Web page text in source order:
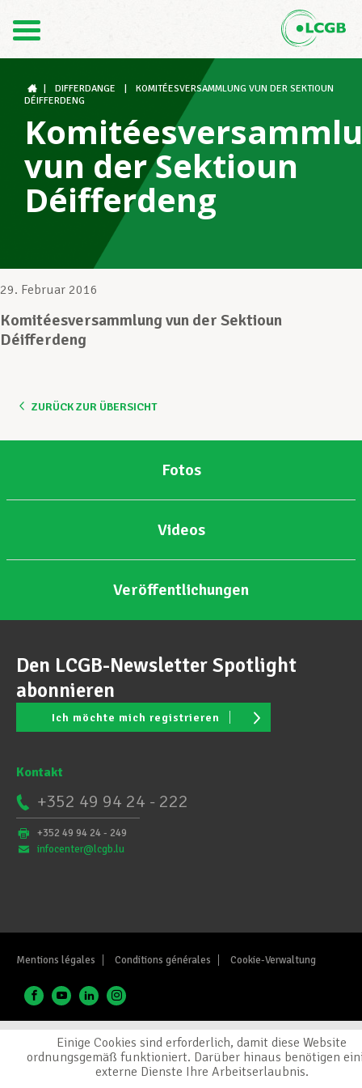
FR
Der LCGB
Gewerkschaftsstrukturen
Unterstützung im Arbeitsalltag
Ihre Rechte
Unterstützung im Privatleben
Berufliche Weiterentwicklung
Mitglied werden
DIFFERDANGE
KOMITÉESVERSAMMLUNG VUN DER SEKTIOUN
DÉIFFERDENG
vun der Sektioun
Déifferdeng
29. Februar 2016
Komitéesversammlung vun der Sektioun
Déifferdeng
ZURÜCK ZUR ÜBERSICHT
Fotos
Videos
Veröffentlichungen
Den LCGB-Newsletter Spotlight
abonnieren
Ich möchte mich registrieren
Kontakt
+352 49 94 24 - 222
+352 49 94 24 - 249
infocenter@lcgb.lu
Mentions légales Conditions générales Cookie-Verwaltung
Einige Cookies sind erforderlich, damit diese Website
ordnungsgemäß funktioniert. Darüber hinaus benötigen
externe Dienste Ihre Arbeitserlaubnis.